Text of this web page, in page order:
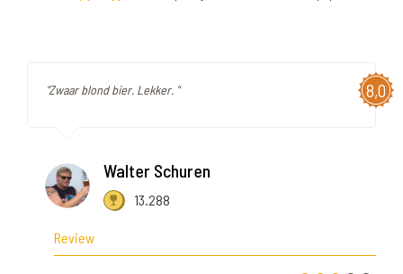
8,0
"Zwaar blond bier. Lekker. "
Walter Schuren
13.288
Review